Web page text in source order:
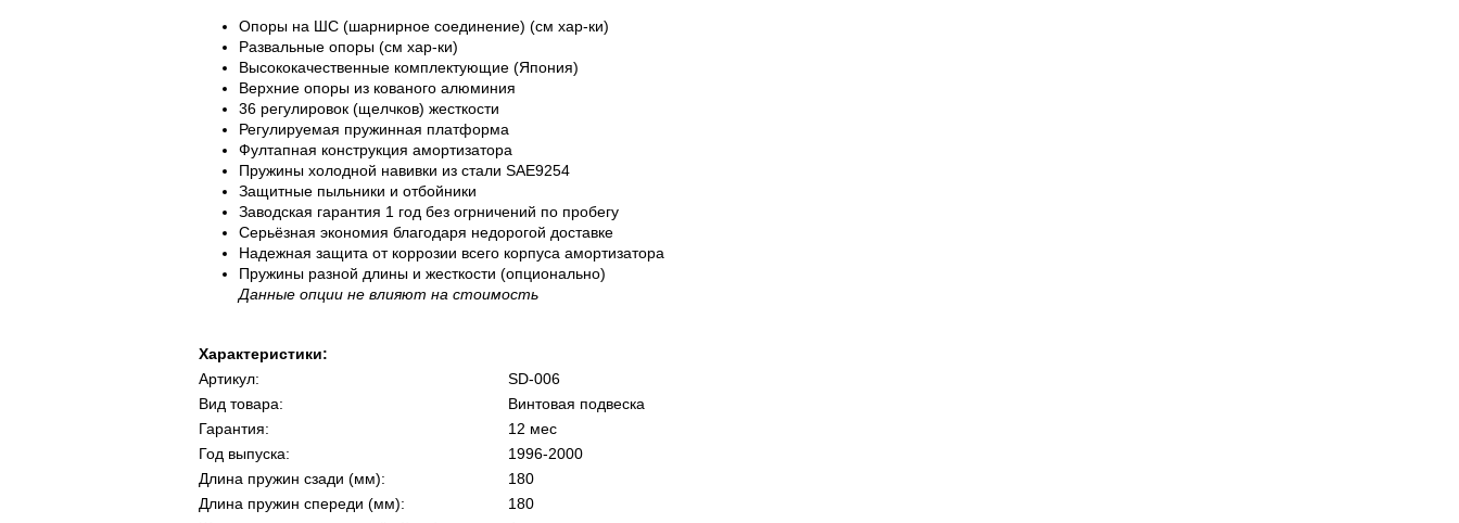
Опоры на ШС (шарнирное соединение) (см хар-ки)
Развальные опоры (см хар-ки)
Высококачественные комплектующие (Япония)
Верхние опоры из кованого алюминия
36 регулировок (щелчков) жесткости
Регулируемая пружинная платформа
Фултапная конструкция амортизатора
Пружины холодной навивки из стали SAE9254
Защитные пыльники и отбойники
Заводская гарантия 1 год без огрничений по пробегу
Серьёзная экономия благодаря недорогой доставке
Надежная защита от коррозии всего корпуса амортизатора
Пружины разной длины и жесткости (опционально)
Данные опции не влияют на стоимость
Характеристики:
Артикул:
SD-006
Вид товара:
Винтовая подвеска
Гарантия:
12 мес
Год выпуска:
1996-2000
Длина пружин сзади (мм):
180
Длина пружин спереди (мм):
180